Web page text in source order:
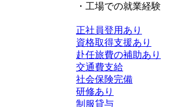
・工場での就業経験
正社員登用あり
資格取得支援あり
赴任旅費の補助あり
交通費支給
社会保険完備
研修あり
制服貸与